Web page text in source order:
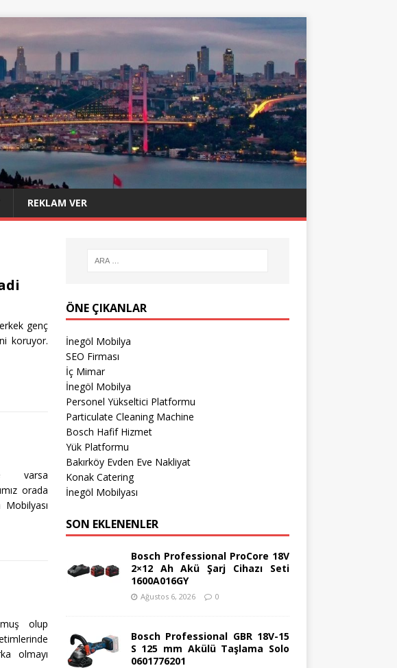
REKLAM VER
genç
koruyor.
varsa
orada
olup
olmayı
ÖNE ÇIKANLAR
İnegöl Mobilya
SEO Firması
İç Mimar
İnegöl Mobilya
Personel Yükseltici Platformu
Particulate Cleaning Machine
Bosch Hafif Hizmet
Yük Platformu
Bakırköy Evden Eve Nakliyat
Konak Catering
İnegöl Mobilyası
SON EKLENENLER
Bosch Professional ProCore 18V
2×12 Ah Akü Şarj Cihazı Seti
1600A016GY
Ağustos 6, 2026 0
Bosch Professional GBR 18V-15
S 125 mm Akülü Taşlama Solo
0601776201